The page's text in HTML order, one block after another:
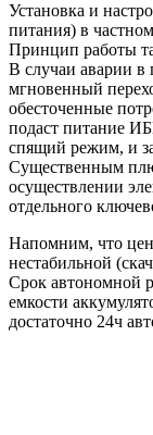
Установка и
питания) в
Принцип работы
В случаи аварии в
мгновенный
обесточенные
подаст питание
спящий режим, и
Существенным
осуществлении
отдельного
Напомним, что
нестабильной
Срок автономной
емкости
достаточно 24ч